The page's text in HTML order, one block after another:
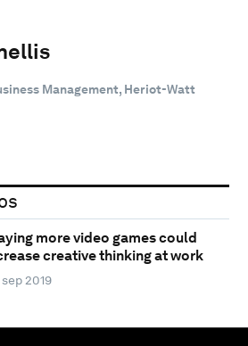
Management, Heriot-Watt
more video games could
creative thinking at work
2019